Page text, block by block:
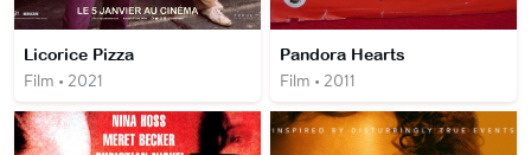
Licorice Pizza
Film • 2021
Pandora Hearts
Film • 2011